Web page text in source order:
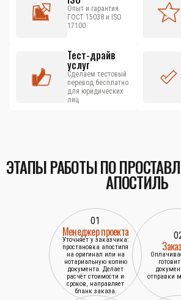
Опыт и гарантия
ГОСТ 15038 и ISO
17100
Тест-драйв
услуг
Сделаем тестовый
перевод бесплатно
для юридических
лиц
ЭТАПЫ РАБОТЫ ПО
АПОСТИЛЬ
01
Менеджер проекта
Уточняет у заказчика:
простановка апостиля
на оригинал или на
нотариальную копию
документа. Делает
расчёт стоимости и
сроков, направляет
бланк заказа.
отправки